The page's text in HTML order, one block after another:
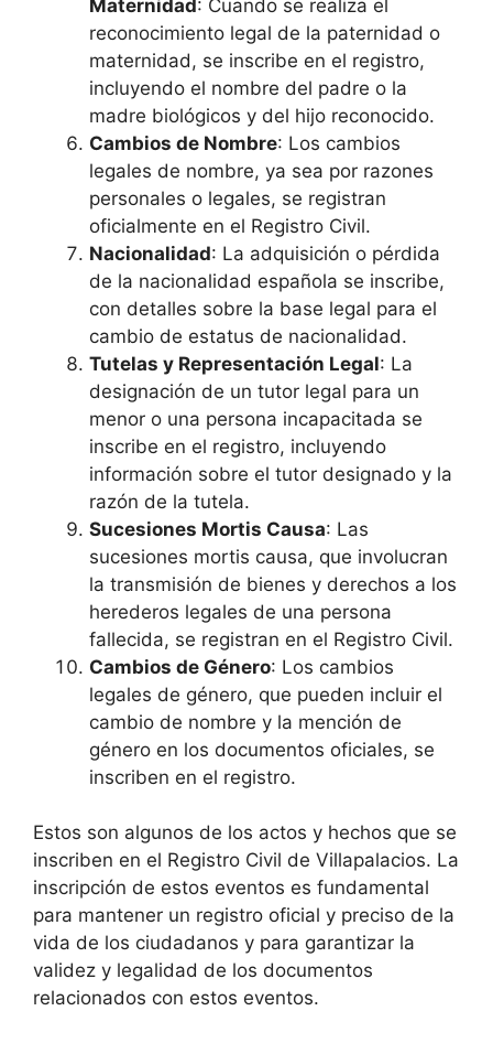
Maternidad: Cuando se realiza el
reconocimiento legal de la paternidad o
maternidad, se inscribe en el registro,
incluyendo el nombre del padre o la
madre biológicos y del hijo reconocido.
Cambios de Nombre: Los cambios
legales de nombre, ya sea por razones
personales o legales, se registran
oficialmente en el Registro Civil.
Nacionalidad: La adquisición o pérdida
de la nacionalidad española se inscribe,
con detalles sobre la base legal para el
cambio de estatus de nacionalidad.
Tutelas y Representación Legal: La
designación de un tutor legal para un
menor o una persona incapacitada se
inscribe en el registro, incluyendo
información sobre el tutor designado y la
razón de la tutela.
Sucesiones Mortis Causa: Las
sucesiones mortis causa, que involucran
la transmisión de bienes y derechos a los
herederos legales de una persona
fallecida, se registran en el Registro Civil.
Cambios de Género: Los cambios
legales de género, que pueden incluir el
cambio de nombre y la mención de
género en los documentos oficiales, se
inscriben en el registro.
Estos son algunos de los actos y hechos que se
inscriben en el Registro Civil de Villapalacios. La
inscripción de estos eventos es fundamental
para mantener un registro oficial y preciso de la
vida de los ciudadanos y para garantizar la
validez y legalidad de los documentos
relacionados con estos eventos.